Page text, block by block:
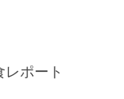
ポート